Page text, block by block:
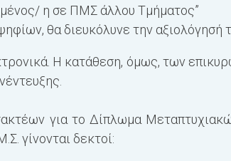
η σε ΠΜΣ άλλου Τμήματος”
θα διευκόλυνε την αξιολόγησή
Η κατάθεση, όμως, των
για το Δίπλωμα
γίνονται δεκτοί: